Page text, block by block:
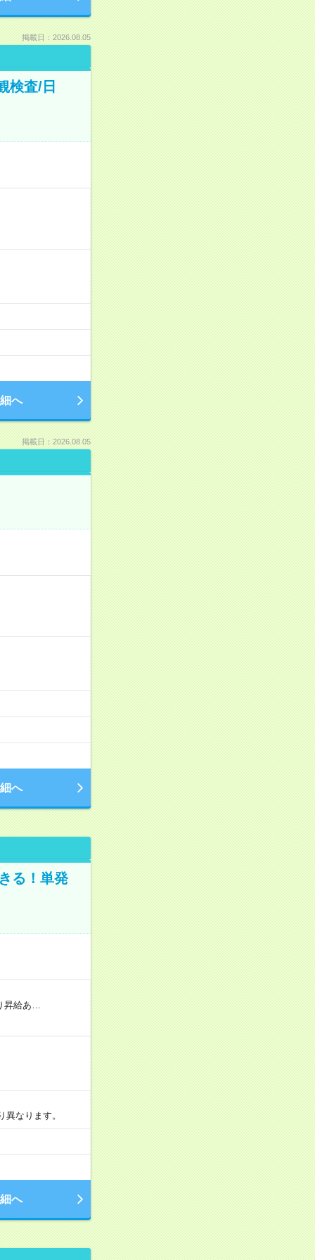
掲載日：2026.08.05
検査/日
へ
掲載日：2026.08.05
へ
る！単発
給あ…
なります。
へ